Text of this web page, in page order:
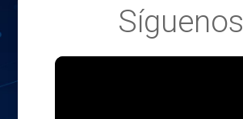
Síguenos